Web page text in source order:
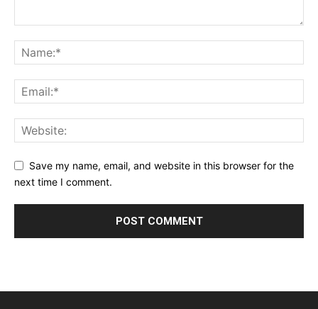
Save my name, email, and website in this browser for the
next time I comment.